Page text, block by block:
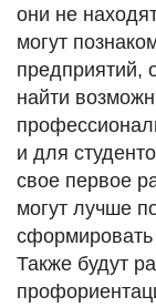
они не
могут
предприятий,
найти
и для
свое первое
могут лучше
Также будут